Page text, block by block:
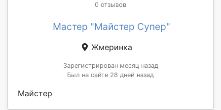
0 отзывов
Мастер "Майстер Супер"
Жмеринка
Зарегистрирован месяц назад
Был на сайте 28 дней назад
Майстер